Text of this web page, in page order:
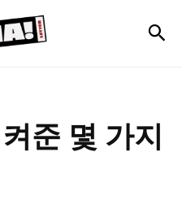
아
하
준 몇 가지